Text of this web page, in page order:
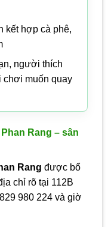
kết hợp cà phê,
người thích
chơi muốn quay
Rang – sân
Rang được bổ
chỉ rõ tại 112B
980 224 và giờ